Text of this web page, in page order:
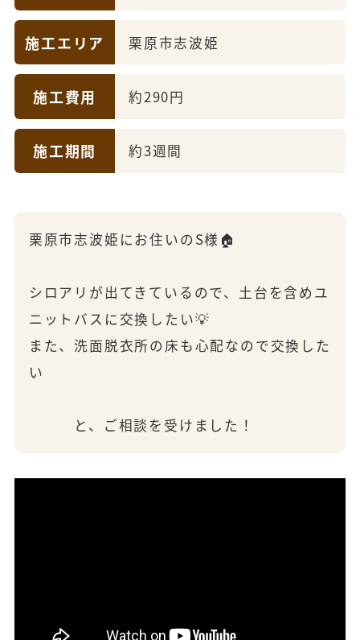
施工エリア 栗原市志波姫
施工費用 約290円
施工期間 約3週間
栗原市志波姫にお住いのS様🏠
シロアリが出てきているので、土台を含めユ
ニットバスに交換したい💡
また、洗面脱衣所の床も心配なので交換した
い
と、ご相談を受けました！